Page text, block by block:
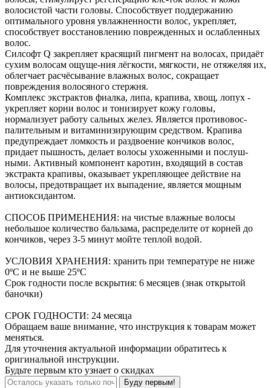
волосистой части головы. Способствует поддержанию
оптимального уровня увлажненности волос, укрепляет,
способствует восстановлению поврежденных и ослабленных
волос.
Силсофт Q закрепляет красящий пигмент на волосах, придаёт
сухим волосам ощуще-ния лёгкости, мягкости, не отяжеляя их,
облегчает расчёсывание влажных волос, сокращает
повреждения волосяного стержня.
Комплекс экстрактов фиалка, липа, крапива, хвощ, лопух -
укрепляет корни волос и тонизирует кожу головы,
нормализует работу сальных желез. Является противовос-
палительным и витаминизирующим средством. Крапива
предупреждает ломкость и раздвоение кончиков волос,
придает пышность, делает волосы ухоженными и послуш-
ными. Активный компонент каротин, входящий в состав
экстракта крапивы, оказывает укрепляющее действие на
волосы, предотвращает их выпадение, является мощным
антиоксидантом.
СПОСОБ ПРИМЕНЕНИЯ: на чистые влажные волосы
небольшое количество бальзама, распределите от корней до
кончиков, через 3-5 минут мойте теплой водой.
УСЛОВИЯ ХРАНЕНИЯ: хранить при температуре не ниже
0ºС и не выше 25ºС
Срок годности после вскрытия: 6 месяцев (знак открытой
баночки)
СРОК ГОДНОСТИ: 24 месяца
Обращаем ваше внимание, что инструкция к товарам может
меняться.
Для уточнения актуальной информации обратитесь к
оригинальной инструкции.
Будьте первым кто узнает о скидках
Буду первым!